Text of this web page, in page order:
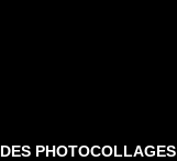
DES PHOTOCOLLAGES